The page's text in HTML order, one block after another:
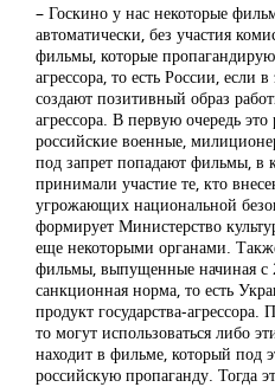
– Госкино у нас некоторые
автоматически, без участия
фильмы, которые
агрессора, то есть России, если
создают позитивный образ
агрессора. В первую очередь
российские военные,
под запрет попадают фильмы, в
принимали участие те, кто
угрожающих национальной
формирует Министерство
еще некоторыми органами.
фильмы, выпущенные начиная с
санкционная норма, то есть
продукт государства-агрессора.
то могут использоваться либо
находит в фильме, который под
российскую пропаганду. Тогда